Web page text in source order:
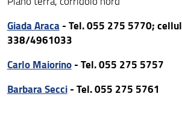
Giada Araca - Tel. 055 275 5770;
338/4961033
Carlo Maiorino- Tel. 055 275 5757
Barbara Secci- Tel. 055 275 5761